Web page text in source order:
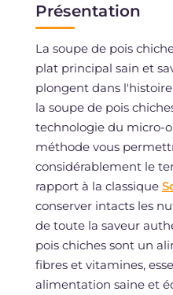
Présentation
La soupe de pois
plat principal sain et
plongent dans
la soupe de pois
technologie du micro-
méthode vous
considérablement le
rapport à la classique
conserver intacts les
de toute la saveur
pois chiches sont un
fibres et vitamines,
alimentation saine et